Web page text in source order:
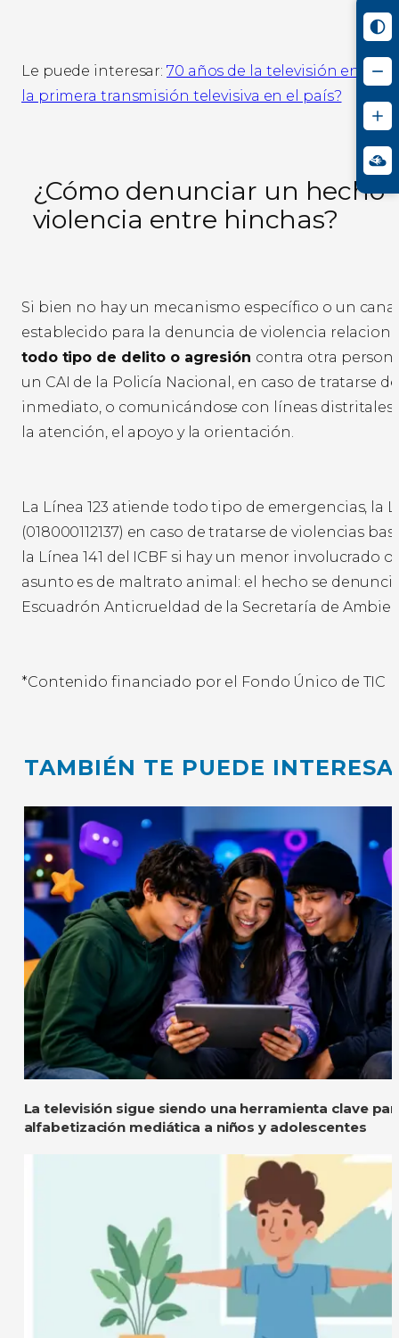
Le puede interesar: 70 años de la televisión en
la primera transmisión televisiva en el país?
¿Cómo denunciar un hecho
violencia entre hinchas?
Si bien no hay un mecanismo específico o un
establecido para la denuncia de violencia
todo tipo de delito o agresión contra otra
un CAI de la Policía Nacional, en caso de tratarse
inmediato, o comunicándose con líneas distritales
la atención, el apoyo y la orientación.
La Línea 123 atiende todo tipo de emergencias, la
(018000112137) en caso de tratarse de violencias
la Línea 141 del ICBF si hay un menor involucrado o
asunto es de maltrato animal: el hecho se
Escuadrón Anticrueldad de la Secretaría de
*Contenido financiado por el Fondo Único de TIC
TAMBIÉN TE PUEDE
La televisión sigue siendo una herramienta clave
alfabetización mediática a niños y adolescentes